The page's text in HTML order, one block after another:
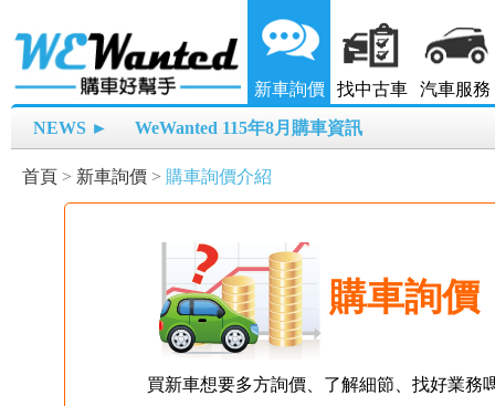
新車詢價 找中古車 汽車服務
NEWS ► WeWanted 115年8月購車資訊
首頁 > 新車詢價 > 購車詢價介紹
購車詢價
買新車想要多方詢價、了解細節、找好業務